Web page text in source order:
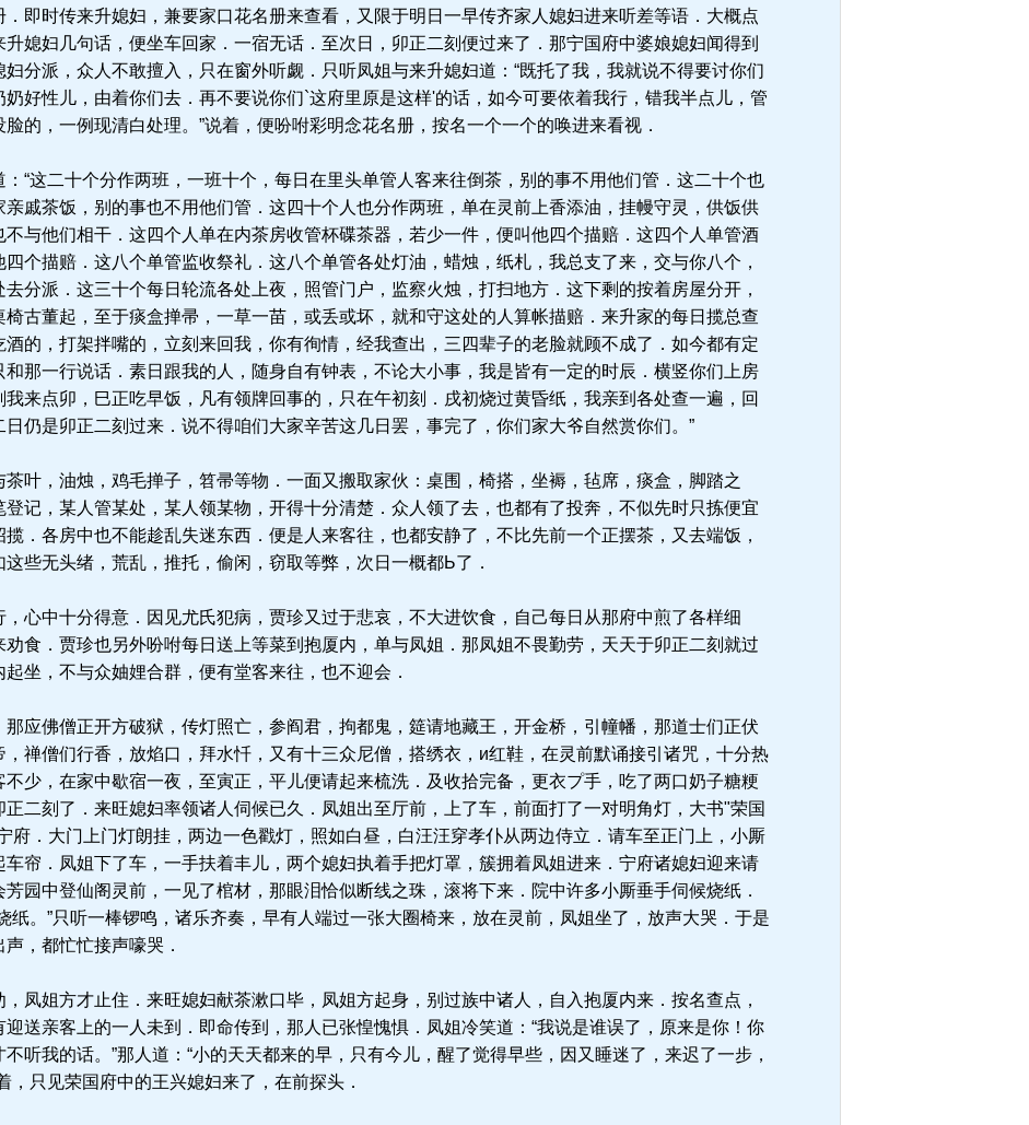
即时传来升媳妇，兼要家口花名册来查看，又限于明日一早传齐家人媳妇进来听差等语．大概点
媳妇几句话，便坐车回家．一宿无话．至次日，卯正二刻便过来了．那宁国府中婆娘媳妇闻得到
分派，众人不敢擅入，只在窗外听觑．只听凤姐与来升媳妇道：“既托了我，我就说不得要讨你们
好性儿，由着你们去．再不要说你们`这府里原是这样'的话，如今可要依着我行，错我半点儿，管
的，一例现清白处理。”说着，便吩咐彩明念花名册，按名一个一个的唤进来看视．
“这二十个分作两班，一班十个，每日在里头单管人客来往倒茶，别的事不用他们管．这二十个也
戚茶饭，别的事也不用他们管．这四十个人也分作两班，单在灵前上香添油，挂幔守灵，供饭供
与他们相干．这四个人单在内茶房收管杯碟茶器，若少一件，便叫他四个描赔．这四个人单管酒
个描赔．这八个单管监收祭礼．这八个单管各处灯油，蜡烛，纸札，我总支了来，交与你八个，
分派．这三十个每日轮流各处上夜，照管门户，监察火烛，打扫地方．这下剩的按着房屋分开，
古董起，至于痰盒掸帚，一草一苗，或丢或坏，就和守这处的人算帐描赔．来升家的每日揽总查
的，打架拌嘴的，立刻来回我，你有徇情，经我查出，三四辈子的老脸就顾不成了．如今都有定
那一行说话．素日跟我的人，随身自有钟表，不论大小事，我是皆有一定的时辰．横竖你们上房
来点卯，巳正吃早饭，凡有领牌回事的，只在午初刻．戌初烧过黄昏纸，我亲到各处查一遍，回
仍是卯正二刻过来．说不得咱们大家辛苦这几日罢，事完了，你们家大爷自然赏你们。”
叶，油烛，鸡毛掸子，笤帚等物．一面又搬取家伙：桌围，椅搭，坐褥，毡席，痰盒，脚踏之
记，某人管某处，某人领某物，开得十分清楚．众人领了去，也都有了投奔，不似先时只拣便宜
．各房中也不能趁乱失迷东西．便是人来客往，也都安静了，不比先前一个正摆茶，又去端饭，
些无头绪，荒乱，推托，偷闲，窃取等弊，次日一概都Ь了．
心中十分得意．因见尤氏犯病，贾珍又过于悲哀，不大进饮食，自己每日从那府中煎了各样细
食．贾珍也另外吩咐每日送上等菜到抱厦内，单与凤姐．那凤姐不畏勤劳，天天于卯正二刻就过
坐，不与众妯娌合群，便有堂客来往，也不迎会．
应佛僧正开方破狱，传灯照亡，参阎君，拘都鬼，筵请地藏王，开金桥，引幢幡，那道士们正伏
禅僧们行香，放焰口，拜水忏，又有十三众尼僧，搭绣衣，и红鞋，在灵前默诵接引诸咒，十分热
少，在家中歇宿一夜，至寅正，平儿便请起来梳洗．及收拾完备，更衣プ手，吃了两口奶子糖粳
二刻了．来旺媳妇率领诸人伺候已久．凤姐出至厅前，上了车，前面打了一对明角灯，大书"荣国
府．大门上门灯朗挂，两边一色戳灯，照如白昼，白汪汪穿孝仆从两边侍立．请车至正门上，小厮
帘．凤姐下了车，一手扶着丰儿，两个媳妇执着手把灯罩，簇拥着凤姐进来．宁府诸媳妇迎来请
园中登仙阁灵前，一见了棺材，那眼泪恰似断线之珠，滚将下来．院中许多小厮垂手伺候烧纸．
纸。”只听一棒锣鸣，诸乐齐奏，早有人端过一张大圈椅来，放在灵前，凤姐坐了，放声大哭．于是
，都忙忙接声嚎哭．
凤姐方才止住．来旺媳妇献茶漱口毕，凤姐方起身，别过族中诸人，自入抱厦内来．按名查点，
送亲客上的一人未到．即命传到，那人已张惶愧惧．凤姐冷笑道：“我说是谁误了，原来是你！你
听我的话。”那人道：“小的天天都来的早，只有今儿，醒了觉得早些，因又睡迷了，来迟了一步，
，只见荣国府中的王兴媳妇来了，在前探头．